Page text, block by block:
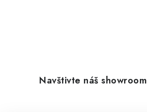
Navštivte náš showroom